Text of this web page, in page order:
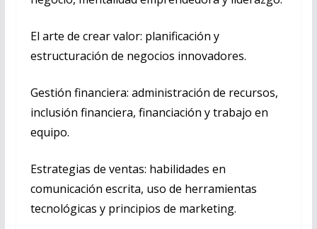
El arte de crear valor: planificación y
estructuración de negocios innovadores.
Gestión financiera: administración de recursos,
inclusión financiera, financiación y trabajo en
equipo.
Estrategias de ventas: habilidades en
comunicación escrita, uso de herramientas
tecnológicas y principios de marketing.